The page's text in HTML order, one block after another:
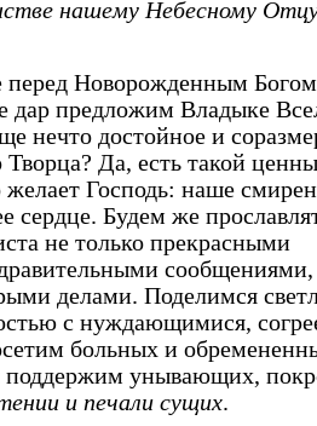
нашему Небесному
перед Новорожденным
дар предложим Владыке
нечто достойное и
Да, есть такой
желает Господь: наше
Будем же
не только прекрасными
делами. Поделимся
с нуждающимися,
больных и
унывающих,
и печали сущих.